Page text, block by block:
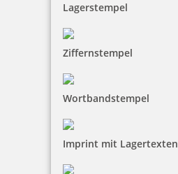
Lagerstempel
Ziffernstempel
Wortbandstempel
Imprint mit Lagertexten